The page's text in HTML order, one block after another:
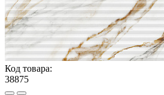
Код товара:
38875